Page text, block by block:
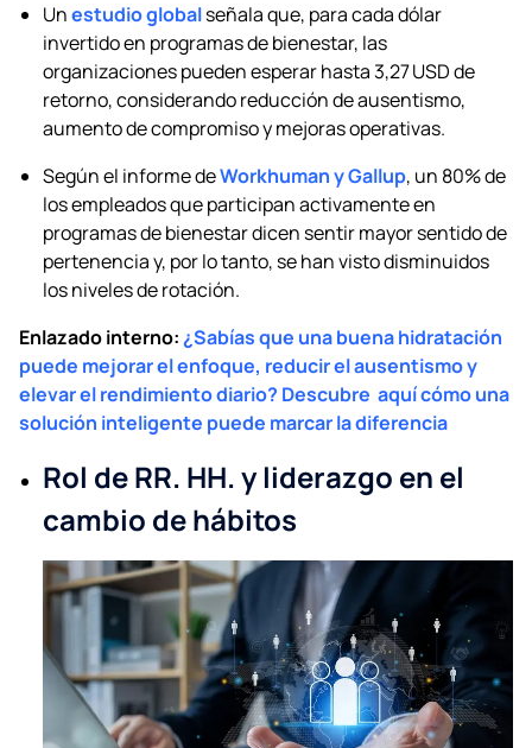
Unestudio globalseñala que, para cada dólar
invertido en programas de bienestar, las
organizaciones pueden esperar hasta 3,27 USD de
retorno, considerando reducción de ausentismo,
aumento de compromiso y mejoras operativas.
Según el informe deWorkhuman y Gallup, un 80% de
los empleados que participan activamente en
programas de bienestar dicen sentir mayor sentido de
pertenencia y, por lo tanto, se han visto disminuidos
los niveles de rotación.
Enlazado interno:¿Sabías que una buena hidratación
puede mejorar el enfoque, reducir el ausentismo y
elevar el rendimiento diario? Descubre aquí cómo una
solución inteligente puede marcar la diferencia
Rol de RR. HH. y liderazgo en el
cambio de hábitos